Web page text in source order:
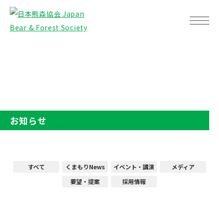
お知らせ
すべて くまもりNews イベント・講演
メディア
要望・提案
採用情報